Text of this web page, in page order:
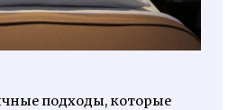
подходы, которые